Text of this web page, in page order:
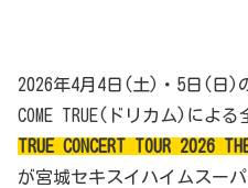
2026年4月4日(土)・5日(日)
COME TRUE(ドリカム)によ
TRUE CONCERT TOUR 2026
が宮城セキスイハイムスー